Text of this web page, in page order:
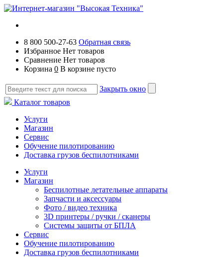
8 800 500-27-63 Обратная связь
Избранное Нет товаров
Сравнение Нет товаров
Корзина 0 В корзине пусто
Закрыть окно
Каталог товаров
Услуги
Магазин
Сервис
Обучение пилотированию
Доставка грузов беспилотниками
Услуги
Магазин
Беспилотные летательные аппараты
Запчасти и аксессуары
Фото / видео техника
3D принтеры / ручки / сканеры
Системы защиты от БПЛА
Сервис
Обучение пилотированию
Доставка грузов беспилотниками